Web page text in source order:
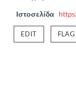
Ιστοσελίδα
EDIT